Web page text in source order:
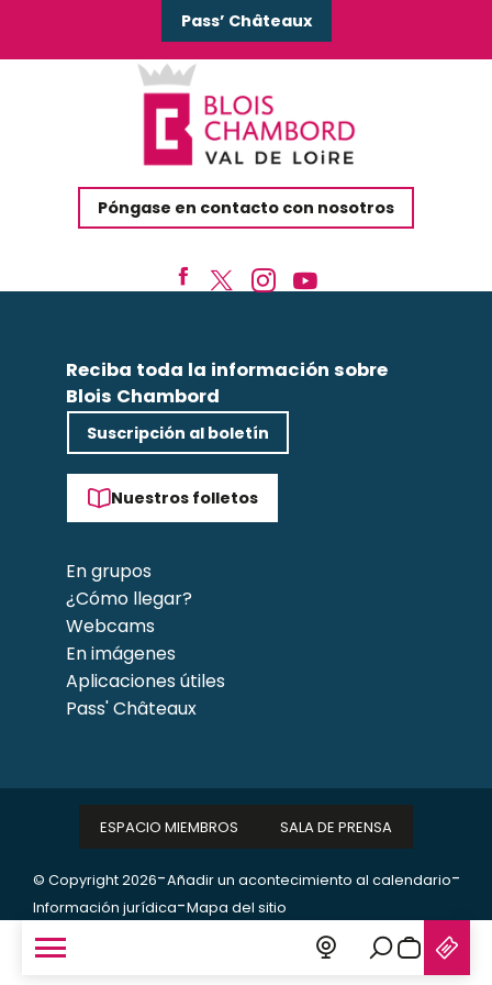
Buscar
Pass’ Châteaux
Póngase en contacto con nosotros
Reciba toda la información sobre
Blois Chambord
Suscripción al boletín
Nuestros folletos
En grupos
¿Cómo llegar?
Webcams
En imágenes
Aplicaciones útiles
Pass' Châteaux
© Copyright 2026-Añadir un acontecimiento al calendario-
Información jurídica-Mapa del sitio
ESPACIO MIEMBROS SALA DE PRENSA